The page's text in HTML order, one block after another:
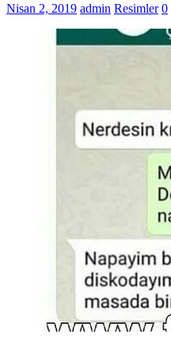
Nisan 2, 2019 admin Resimler 0